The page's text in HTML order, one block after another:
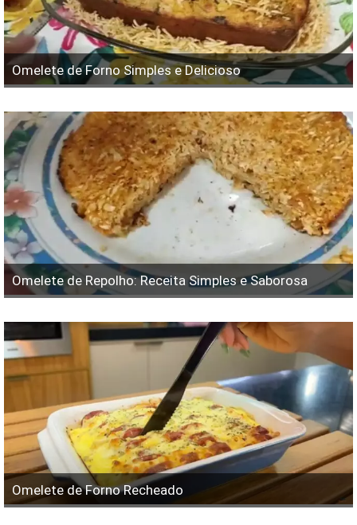
Omelete de Forno Simples e Delicioso
Omelete de Repolho: Receita Simples e Saborosa
Omelete de Forno Recheado